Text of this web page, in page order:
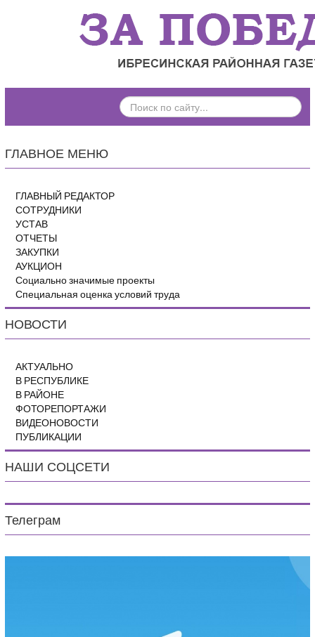
ПОИСК
ПО
ГЛАВНОЕ МЕНЮ
ГЛАВНЫЙ РЕДАКТОР
СОТРУДНИКИ
УСТАВ
ОТЧЕТЫ
ЗАКУПКИ
АУКЦИОН
Социально значимые проекты
Специальная оценка условий труда
НОВОСТИ
АКТУАЛЬНО
В РЕСПУБЛИКЕ
В РАЙОНЕ
ФОТОРЕПОРТАЖИ
ВИДЕОНОВОСТИ
ПУБЛИКАЦИИ
НАШИ СОЦСЕТИ
Телеграм